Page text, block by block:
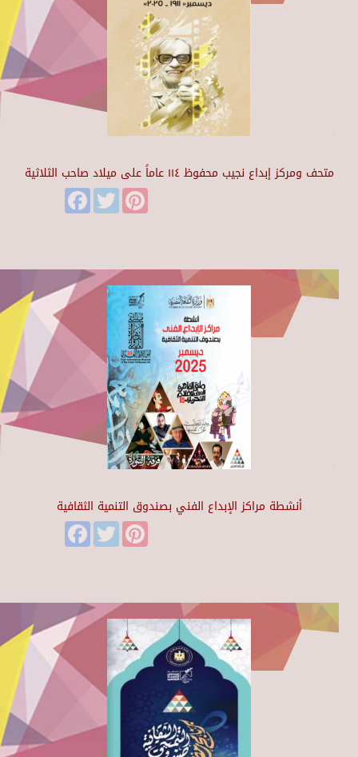
متحف ومركز إبداع نجيب محفوظ ١١٤ عاماً على ميلاد صاحب الثلاثية
FacebookTwitter
أنشطة مراكز الإبداع الفني بصندوق التنمية الثقافية
FacebookTwitter